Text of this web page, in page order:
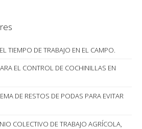
TIEMPO DE TRABAJO EN EL CAMPO.
EL CONTROL DE COCHINILLAS EN
DE RESTOS DE PODAS PARA EVITAR
COLECTIVO DE TRABAJO AGRÍCOLA,